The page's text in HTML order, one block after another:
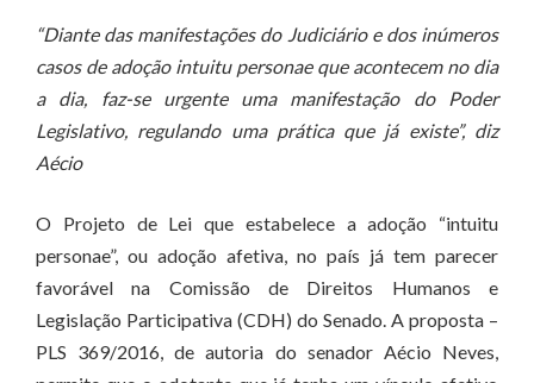
“Diante das manifestações do Judiciário e dos inúmeros
casos de adoção intuitu personae que acontecem no dia
a dia, faz-se urgente uma manifestação do Poder
Legislativo, regulando uma prática que já existe”, diz
Aécio
O Projeto de Lei que estabelece a adoção “intuitu
personae”, ou adoção afetiva, no país já tem parecer
favorável na Comissão de Direitos Humanos e
Legislação Participativa (CDH) do Senado. A proposta –
PLS 369/2016, de autoria do senador Aécio Neves,